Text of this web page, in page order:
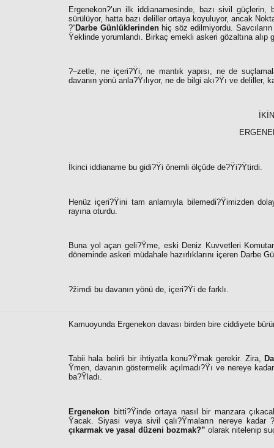
Ergenekon?’un ilk iddianamesinde, bazı sivil güçlerin,
sürülüyor, hatta bazı deliller ortaya koyuluyor, ancak
?“Darbe Günlüklerindenhiç söz edilmiyordu.
Ÿeklinde yorumlandı. Birkaç emekli askeri gözaltına alıp
?–zetle, ne içeri?Ÿi, ne mantık yapısı, ne de
davanın yönü anla?Ÿılıyor, ne de bilgi akı?Ÿı ve deliller,
İkinci iddianame bu gidi?Ÿi önemli ölçüde de?Ÿi?Ÿtirdi.
Henüz içeri?Ÿini tam anlamıyla bilemedi?Ÿimizden
rayına oturdu.
Buna yol açan geli?Ÿme, eski Deniz Kuvvetleri
döneminde askeri müdahale hazırlıklarını içeren Darbe
?žimdi bu davanın yönü de, içeri?Ÿi de farklı.
Kamuoyunda Ergenekon davası birden bire ciddiyete
Tabii hala belirli bir ihtiyatla konu?Ÿmak gerekir. Zira,
Ÿmen, davanın göstermelik açılmadı?Ÿı ve nereye
ba?Ÿladı.
Ergenekon bitti?Ÿinde ortaya nasıl bir manzara
Ÿacak. Siyasi veya sivil çalı?Ÿmaların nereye kadar
çıkarmak ve yasal düzeni bozmak?” olarak nitelenip